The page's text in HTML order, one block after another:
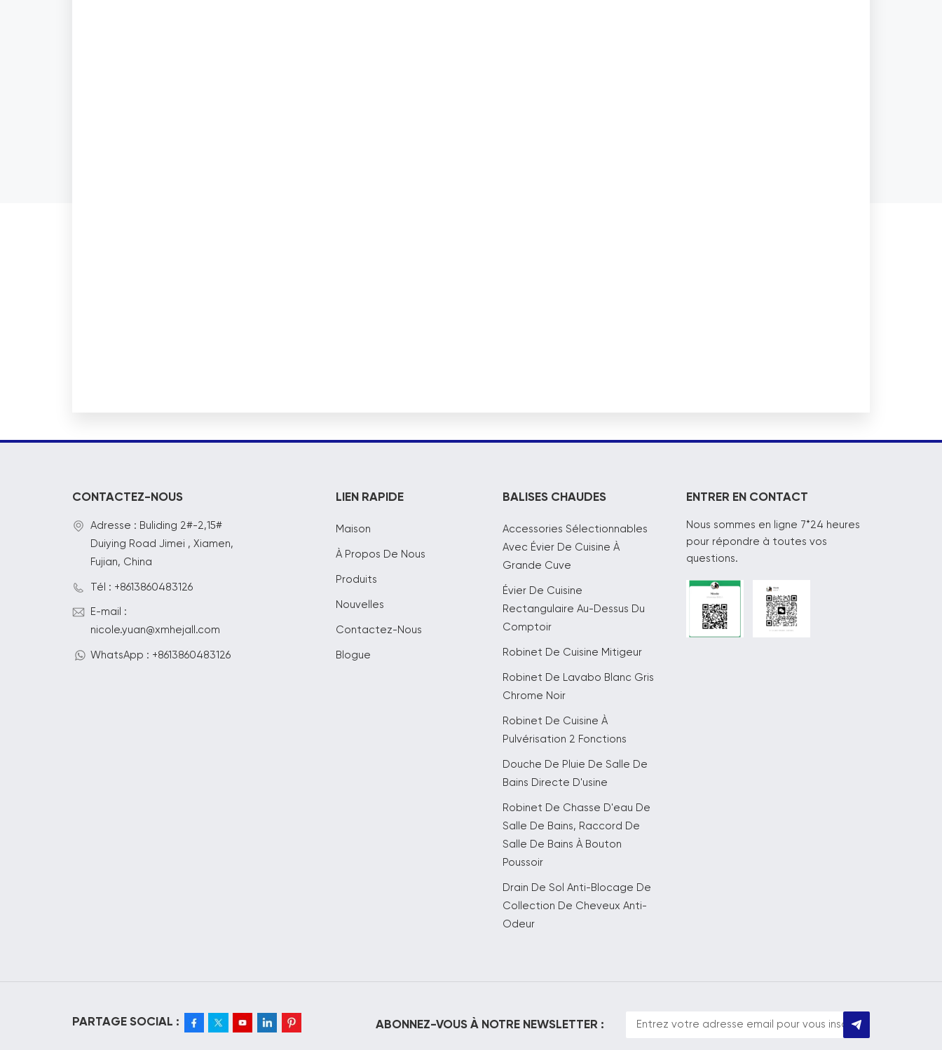
CONTACTEZ-NOUS
Adresse : Buliding 2#-2,15#
Duiying Road Jimei , Xiamen,
Fujian, China
Tél : +8613860483126
E-mail :
nicole.yuan@xmhejall.com
WhatsApp : +8613860483126
LIEN RAPIDE
Maison
À Propos De Nous
Produits
Nouvelles
Contactez-Nous
Blogue
BALISES CHAUDES
Accessories Sélectionnables
Avec Évier De Cuisine À
Grande Cuve
Évier De Cuisine
Rectangulaire Au-Dessus Du
Comptoir
Robinet De Cuisine Mitigeur
Robinet De Lavabo Blanc Gris
Chrome Noir
Robinet De Cuisine À
Pulvérisation 2 Fonctions
Douche De Pluie De Salle De
Bains Directe D'usine
Robinet De Chasse D'eau De
Salle De Bains, Raccord De
Salle De Bains À Bouton
Poussoir
Drain De Sol Anti-Blocage De
Collection De Cheveux Anti-
Odeur
ENTRER EN CONTACT
Nous sommes en ligne 7*24 heures
pour répondre à toutes vos
questions.
PARTAGE SOCIAL : ABONNEZ-VOUS À NOTRE NEWSLETTER :